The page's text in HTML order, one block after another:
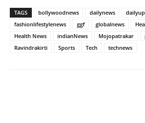
TAGS bollywoodnews dailynews
fashionlifestylenews
ggf globalnews
Health News
indianNews Mojopatrakar
Ravindrakirti
Sports Tech technews